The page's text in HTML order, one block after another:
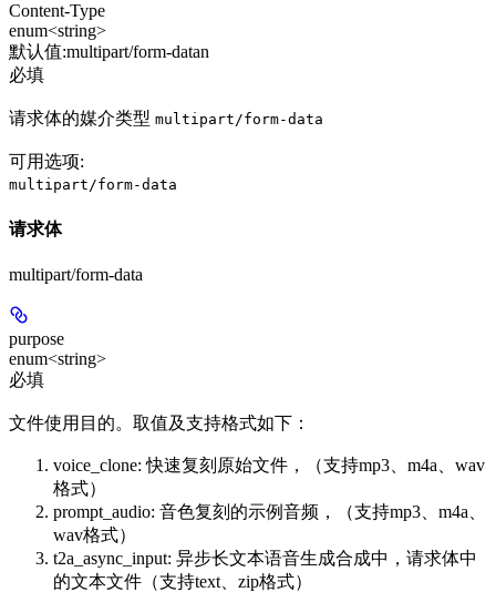
Content-Type
enum<string>
默认值:multipart/form-datan
必填
请求体的媒介类型 multipart/form-data
可用选项:
multipart/form-data
请求体
multipart/form-data
purpose
enum<string>
必填
文件使用目的。取值及支持格式如下：
voice_clone: 快速复刻原始文件，（支持mp3、m4a、wav
格式）
prompt_audio: 音色复刻的示例音频，（支持mp3、m4a、
wav格式）
t2a_async_input: 异步长文本语音生成合成中，请求体中
的文本文件（支持text、zip格式）